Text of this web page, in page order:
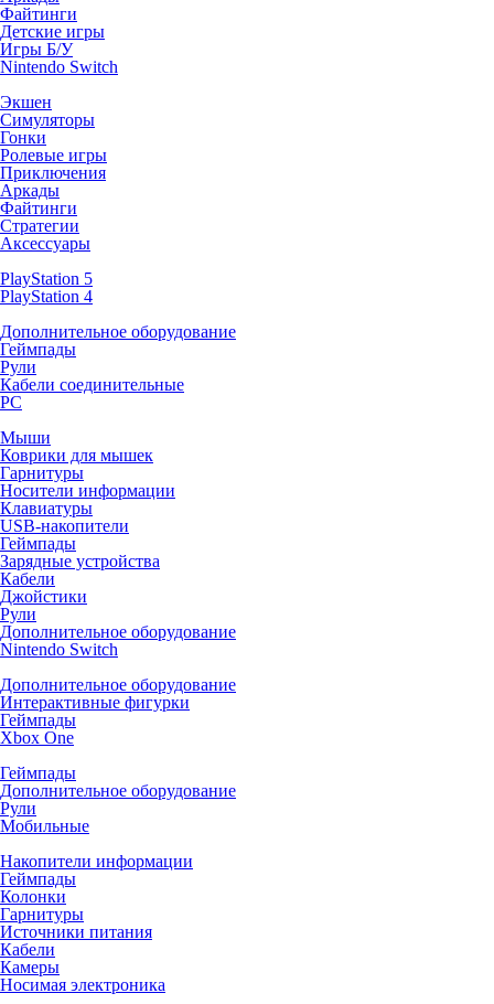
Файтинги
Детские игры
Игры Б/У
Nintendo Switch
Экшен
Симуляторы
Гонки
Ролевые игры
Приключения
Аркады
Файтинги
Стратегии
Аксессуары
PlayStation 5
PlayStation 4
Дополнительное оборудование
Геймпады
Рули
Кабели соединительные
PC
Мыши
Коврики для мышек
Гарнитуры
Носители информации
Клавиатуры
USB-накопители
Геймпады
Зарядные устройства
Кабели
Джойстики
Рули
Дополнительное оборудование
Nintendo Switch
Дополнительное оборудование
Интерактивные фигурки
Геймпады
Xbox One
Геймпады
Дополнительное оборудование
Рули
Мобильные
Накопители информации
Геймпады
Колонки
Гарнитуры
Источники питания
Кабели
Камеры
Носимая электроника